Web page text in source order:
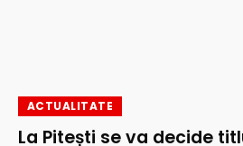
ACTUALITATE
La Pitești se va decide